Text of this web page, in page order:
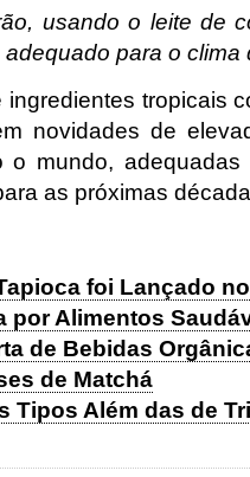
usando o leite de
para o clima
tropicais
novidades de
o mundo,
as próximas
foi Lançado
por Alimentos
de Bebidas
de Matchá
Tipos Além das de